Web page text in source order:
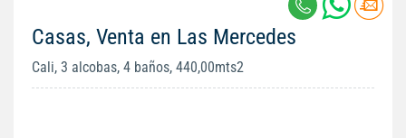
Casas, Venta en Las Mercedes
Cali, 3 alcobas, 4 baños, 440,00mts2